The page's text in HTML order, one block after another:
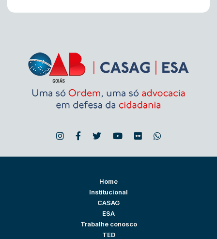
Home
Institucional
CASAG
ESA
Trabalhe conosco
TED